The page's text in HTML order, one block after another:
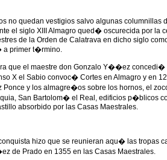
no quedan vestigios salvo algunas
el siglo XIII Almagro qued� oscurecida por la
de la Orden de Calatrava en dicho siglo
a primer t�rmino.
que el maestre don Gonzalo Y��ez concedi�
X el Sabio convoc� Cortes en Almagro y en
y los almagre�os sobre los hornos, el
San Bartolom� el Real, edificios
absorbido por las Casas Maestrales.
hizo que se reunieran aqu� las tropas
de Prado en 1355 en las Casas Maestrales.